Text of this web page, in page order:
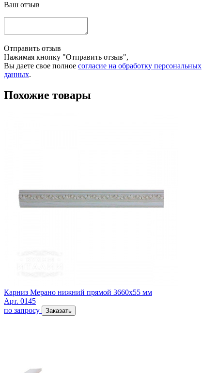
Ваш отзыв
Отправить отзыв
Нажимая кнопку "Отправить отзыв",
Вы даете свое полное согласие на обработку персональных
данных.
Похожие товары
Карниз Мерано нижний прямой 3660х55 мм
Арт. 0145
по запросу
Заказать